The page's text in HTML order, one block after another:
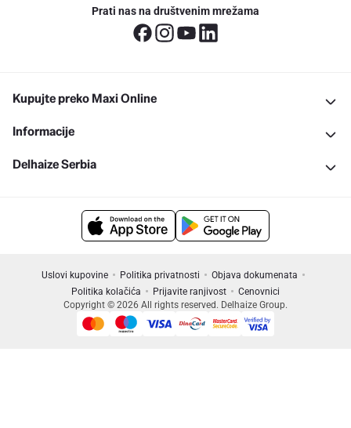
Prati nas na društvenim mrežama
Kupujte preko Maxi Online
Informacije
Delhaize Serbia
Uslovi kupovine Politika privatnosti
Objava dokumenata
Politika kolačića
Prijavite ranjivost
Cenovnici
Copyright © 2026 All rights reserved. Delhaize Group.